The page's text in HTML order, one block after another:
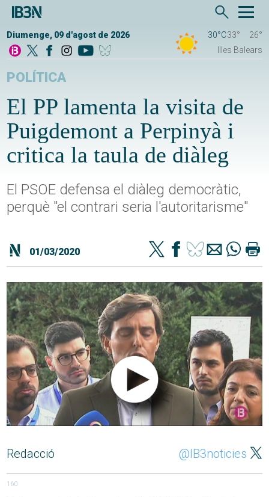
Diumenge, 09 d'agost de 2026 30°C33°
26°
Illes Balears
POLÍTICA
El PP lamenta la visita de
Puigdemont a Perpinyà i
critica la taula de diàleg
El PSOE defensa el diàleg democràtic,
perquè "el contrari seria l'autoritarisme"
01/03/2020
Redacció @IB3noticies
160